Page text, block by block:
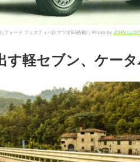
フォード フェスティバβ(マツダB3搭載) / Photo byJOHN
す軽セブン、ケー